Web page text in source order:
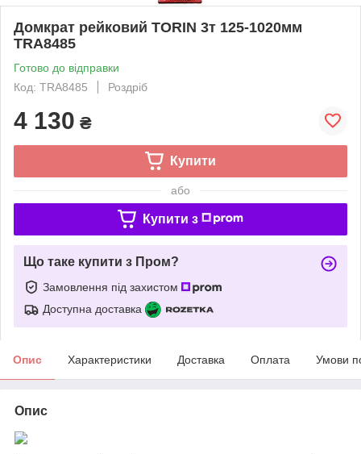
Домкрат рейковий TORIN 3т 125-1020мм
TRA8485
Готово до відправки
Код: TRA8485
Роздріб
4 130 ₴
Купити
або
Купити з
Що таке купити з Пром?
Замовлення під захистом
Доступна доставка
Опис Характеристики Доставка Оплата Умови
Опис